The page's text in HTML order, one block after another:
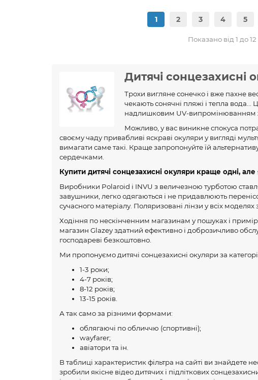
1 2 3 4 5
Показано від 1 до
Дитячі сонцезахисні
Трохи вигляне сонечко і вже пахне
чекають сонячні пляжі і тепла вода...
надлишковим UV-випромінюванням
Можливо, у вас виникне спокуса
своєму чаду привабливі яскраві окуляри у вигляді
вимагати саме такі. Краще запропонуйте їй
сердечками.
Купити дитячі сонцезахисні окуляри краще одні, але
Виробники Polaroid і INVU з величезною турботою
завушники, легко одягаються і не придавлюють
сучасного матеріалу. Поляризовані лінзи у всіх
Ходіння по нескінченним магазинам у пошуках і
магазин Glazey здатний ефективно і доброзичливо
господареві безкоштовно.
Ми пропонуємо дитячі сонцезахисні окуляри за
1-3 роки;
4-7 років;
8-12 років;
13-15 років.
А так само за різними формами:
облягаючі по обличчю (спортивні);
wayfarer;
авіатори та ін.
В таблиці характеристик фільтра на сайті ви знайдете
зробили якісне відео дитячих і підліткових